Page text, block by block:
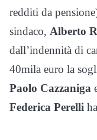
redditi da
sindaco, Alberto
dall’indennità di
40mila euro la
Paolo Cazzaniga
Federica Perelli